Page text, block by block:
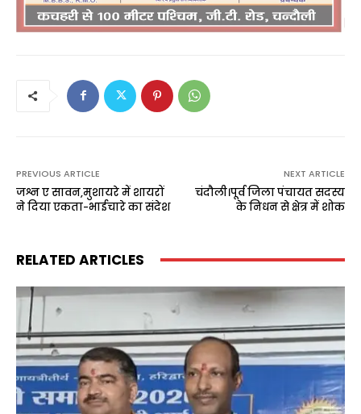
PREVIOUS ARTICLE
जश्न ए सावन,मुशायरे में शायरों
ने दिया एकता-भाईचारे का संदेश
NEXT ARTICLE
चंदौली।पूर्व जिला पंचायत सदस्य
के निधन से क्षेत्र में शोक
RELATED ARTICLES